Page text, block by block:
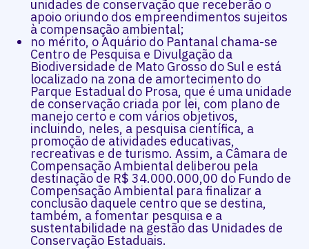
unidades de conservação que receberão o
apoio oriundo dos empreendimentos sujeitos
à compensação ambiental;
no mérito, o Aquário do Pantanal chama-se
Centro de Pesquisa e Divulgação da
Biodiversidade de Mato Grosso do Sul e está
localizado na zona de amortecimento do
Parque Estadual do Prosa, que é uma unidade
de conservação criada por lei, com plano de
manejo certo e com vários objetivos,
incluindo, neles, a pesquisa científica, a
promoção de atividades educativas,
recreativas e de turismo. Assim, a Câmara de
Compensação Ambiental deliberou pela
destinação de R$ 34.000.000,00 do Fundo de
Compensação Ambiental para finalizar a
conclusão daquele centro que se destina,
também, a fomentar pesquisa e a
sustentabilidade na gestão das Unidades de
Conservação Estaduais.